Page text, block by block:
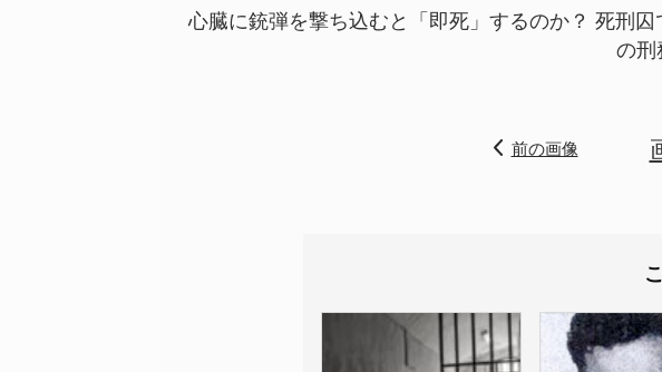
心臓に銃弾を撃ち込むと「即死」するのか？ 死刑
の刑
前の画像